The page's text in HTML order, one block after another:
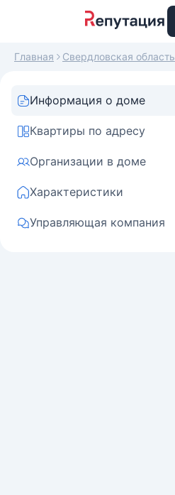
Главная Свердловская область
Информация о доме
Квартиры по адресу
Организации в доме
Характеристики
Управляющая компания